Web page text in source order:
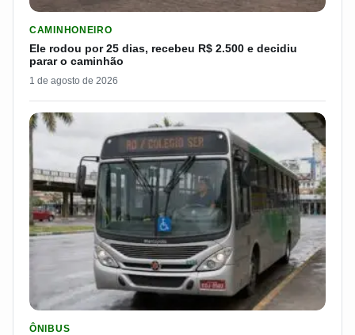
CAMINHONEIRO
Ele rodou por 25 dias, recebeu R$ 2.500 e decidiu
parar o caminhão
1 de agosto de 2026
ÔNIBUS